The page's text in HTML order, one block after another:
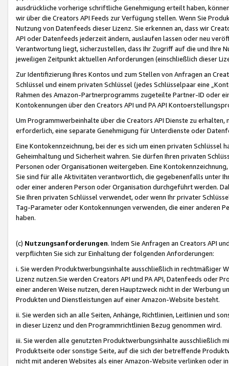
ausdrückliche vorherige schriftliche Genehmigung erteilt haben,
wir über die Creators API Feeds zur Verfügung stellen. Wenn Sie
Nutzung von Datenfeeds dieser Lizenz. Sie erkennen an, dass wir
API oder Datenfeeds jederzeit ändern, auslaufen lassen oder neu
Verantwortung liegt, sicherzustellen, dass Ihr Zugriff auf die und Ihre
jeweiligen Zeitpunkt aktuellen Anforderungen (einschließlich dieser
Zur Identifizierung Ihres Kontos und zum Stellen von Anfragen an
Schlüssel und einem privaten Schlüssel (jedes Schlüsselpaar eine
Rahmen des Amazon-Partnerprogramms zugeteilte Partner-ID oder
Kontokennungen über den Creators API und PA API
Um Programmwerbeinhalte über die Creators API Dienste zu
erforderlich, eine separate Genehmigung für Unterdienste oder
Eine Kontokennzeichnung, bei der es sich um einen privaten
Geheimhaltung und Sicherheit wahren. Sie dürfen Ihren privaten
Personen oder Organisationen weitergeben. Eine
Sie sind für alle Aktivitäten verantwortlich, die gegebenenfalls unter
oder einer anderen Person oder Organisation durchgeführt werden.
Sie Ihren privaten Schlüssel verwendet, oder wenn Ihr privater
Tag-Parameter oder Kontokennungen verwenden, die einer anderen
haben.
(c) Nutzungsanforderungen. Indem Sie Anfragen an Creators API
verpflichten Sie sich zur Einhaltung der folgenden Anforderungen:
i. Sie werden Produktwerbungsinhalte ausschließlich in rechtmäßiger
Lizenz nutzen.Sie werden Creators API und PA API, Datenfeeds oder
einer anderen Weise nutzen, deren Hauptzweck nicht in der Werbung
Produkten und Dienstleistungen auf einer Amazon-Website besteht.
ii. Sie werden sich an alle Seiten, Anhänge, Richtlinien, Leitlinien und
in dieser Lizenz und den Programmrichtlinien Bezug genommen wird.
iii. Sie werden alle genutzten Produktwerbungsinhalte ausschließlich
Produktseite oder sonstige Seite, auf die sich der betreffende
nicht mit anderen Websites als einer Amazon-Website verlinken oder